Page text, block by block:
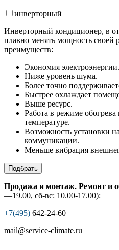
инверторный
Инверторный кондиционер, в
плавно менять мощность своей
преимуществ:
Экономия электроэнергии.
Ниже уровень шума.
Более точно
Быстрее охлаждает
Выше ресурс.
Работа в режиме обогрева
температуре.
Возможность установки
коммуникации.
Меньше вибрация
Подбрать
Продажа и монтаж. Ремонт и
—19.00, сб-вс: 10.00-17.00):
+7(495) 642-24-60
mail@service-climate.ru